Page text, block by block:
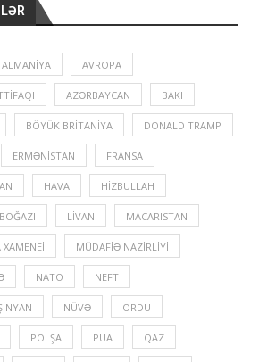
ALMANIYA AVROPA
AZƏRBAYCAN BAKI
BÖYÜK BRITANIYA DONALD TRAMP
ERMƏNISTAN FRANSA
HAVA HIZBULLAH
LIVAN MACARISTAN
MÜDAFIƏ NAZIRLIYI
NATO NEFT
NÜVƏ ORDU
POLŞA PUA QAZ